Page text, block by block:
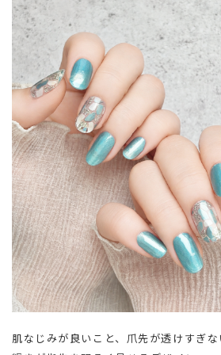
肌なじみが良いこと、爪先が透けすぎな